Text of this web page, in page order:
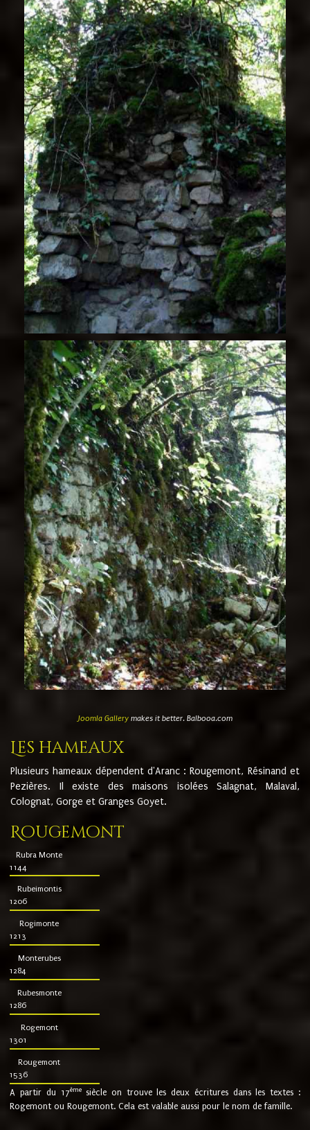
Joomla Gallerymakes it better. Balbooa.com
Les hameaux
Plusieurs hameaux dépendent d'Aranc : Rougemont, Résinand et
Pezières. Il existe des maisons isolées Salagnat, Malaval,
Colognat, Gorge et Granges Goyet.
Rougemont
Rubra Monte
1144
Rubeimontis
1206
Rogimonte
1213
Monterubes
1284
Rubesmonte
1286
Rogemont
1301
Rougemont
1536
A partir du 17ème siècle on trouve les deux écritures dans les textes :
Rogemont ou Rougemont. Cela est valable aussi pour le nom de famille.